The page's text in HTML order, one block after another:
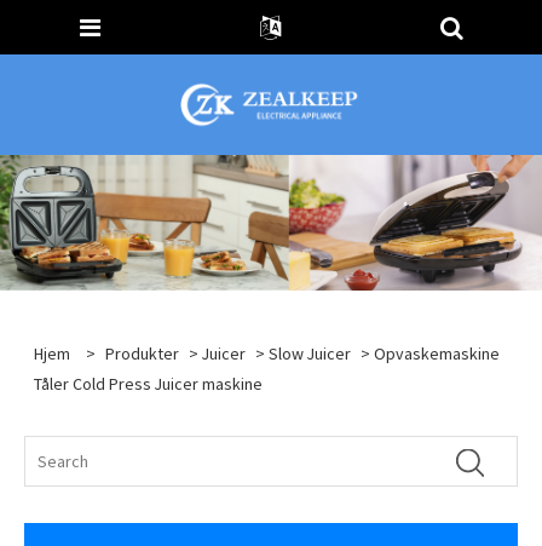
Hjem > Produkter >Juicer >Slow Juicer > Opvaskemaskine
Tåler Cold Press Juicer maskine